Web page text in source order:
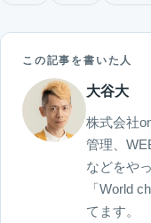
この記事を書いた人
大谷大
株式会社
管理、
などをや
「World
てます。